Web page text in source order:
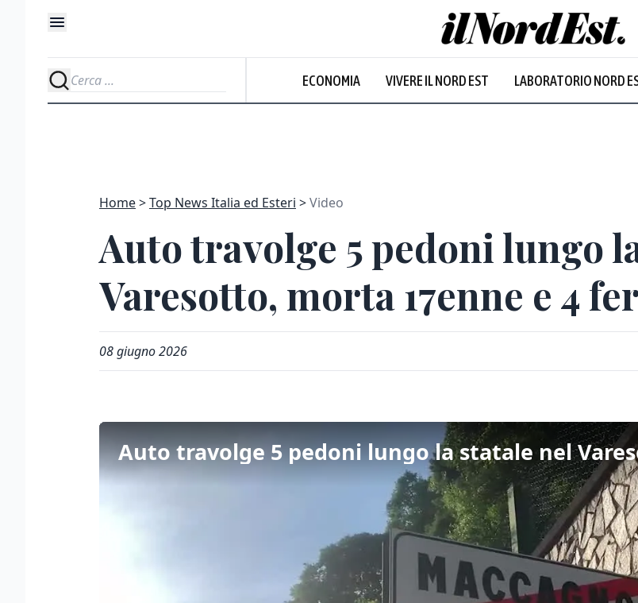
ECONOMIA VIVERE IL NORD EST LABORATORIO NORD
Home Top News Italia ed Esteri Video
Auto travolge 5 pedoni lungo
Varesotto, morta 17enne e 4
08 giugno 2026